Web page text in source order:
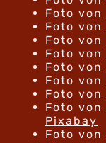
Foto von
Foto von
Foto von
Foto von
Foto von
Foto von
Foto von
Foto von
Pixabay
Foto von